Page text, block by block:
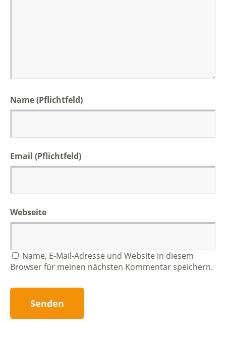
Name (Pflichtfeld)
Email (Pflichtfeld)
Webseite
Name, E-Mail-Adresse und Website in diesem
Browser für meinen nächsten Kommentar speichern.